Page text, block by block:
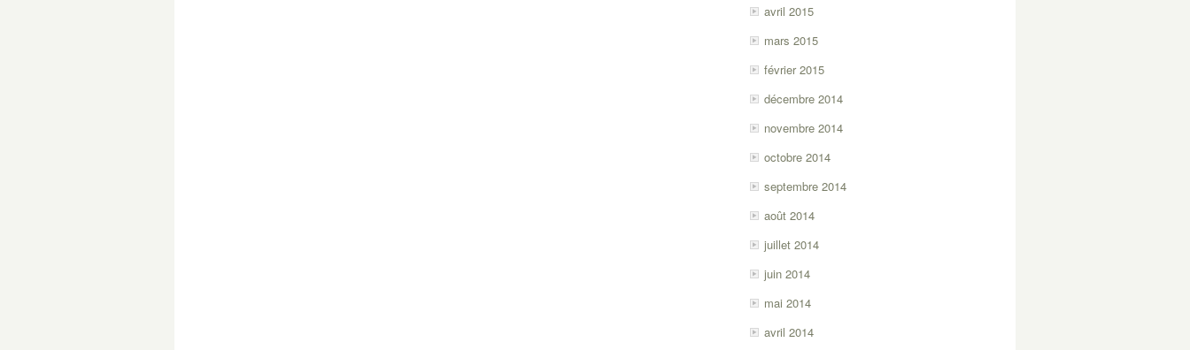
avril 2015
mars 2015
février 2015
décembre 2014
novembre 2014
octobre 2014
septembre 2014
août 2014
juillet 2014
juin 2014
mai 2014
avril 2014